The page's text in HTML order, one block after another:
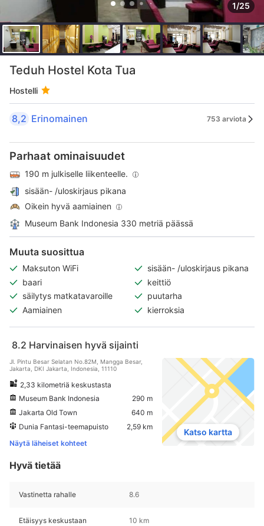
1/25
Teduh Hostel Kota Tua
Hostelli
8,2 Erinomainen 753 arviota
Parhaat ominaisuudet
190 m julkiselle liikenteelle.
sisään- /uloskirjaus pikana
Oikein hyvä aamiainen
Museum Bank Indonesia 330 metriä päässä
Muuta suosittua
Maksuton WiFi
sisään- /uloskirjaus pikana
baari
keittiö
säilytys matkatavaroille
puutarha
Aamiainen
kierroksia
8.2 Harvinaisen hyvä sijainti
Jl. Pintu Besar Selatan No.82M, Mangga Besar,
Jakarta, DKI Jakarta, Indonesia, 11110
2,33 kilometriä keskustasta
Museum Bank Indonesia
290 m
Jakarta Old Town
640 m
Dunia Fantasi-teemapuisto
2,59 km
Näytä läheiset kohteet
Katso kartta
Hyvä tietää
Vastinetta rahalle 8.6
Etäisyys keskustaan 10 km